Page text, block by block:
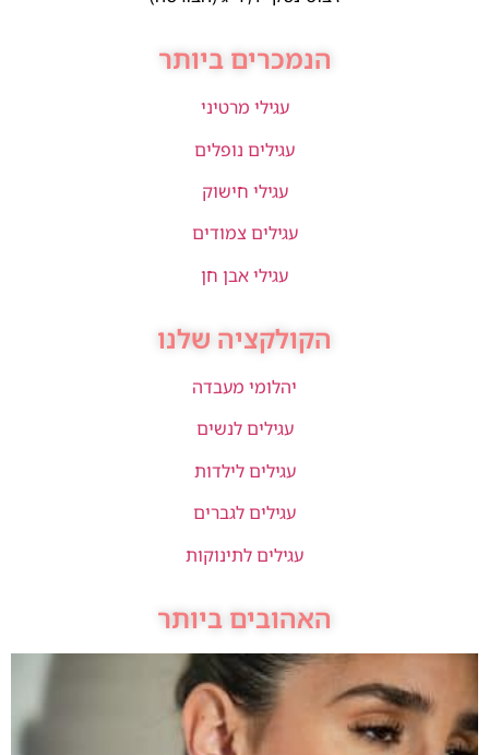
הנמכרים ביותר
עגילי מרטיני
עגילים נופלים
עגילי חישוק
עגילים צמודים
עגילי אבן חן
הקולקציה שלנו
יהלומי מעבדה
עגילים לנשים
עגילים לילדות
עגילים לגברים
עגילים לתינוקות
האהובים ביותר